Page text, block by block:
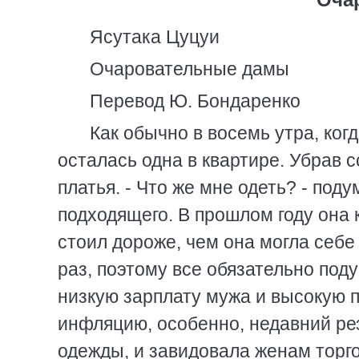
Ясутака Цуцуи
Очаровательные дамы
Перевод Ю. Бондаренко
Как обычно в восемь утра, когда муж и сын ушли из дома, Акико Камеи осталась одна в квартире. Убрав со стола, она открыла шифоньер, где висели ее платья. - Что же мне одеть? - подумала она. Как всегда, она не увидела ничего подходящего. В прошлом году она купила костюм от Ива Сен-Лорана, который стоил дороже, чем она могла себе позволить. Но она одевала его уже несколько раз, поэтому все обязательно подумают: - Опять они в этом! Она проклинала низкую зарплату мужа и высокую плату за обучение сына. Она проклинала инфляцию, особенно, недавний резкий рост стоимости продуктов и хорошей одежды, и завидовала женам торговцев, которые не имели приличного образования, но жили припеваючи и не нуждались в деньгах. Надев скромный костюмчик, купленный на распродаже три месяца тому назад. Акико вышла из дома и пошла к вокзалу, который находился в тридцати пяти минутах от ее дома. Когда она вошла в привокзальное кафе, она увидела, что три дамы уже сидели в угловом кабинете и болтали. Все они были женами низкооплачиваемых "белых воротничков", которые все жили в одном доме с Акико. Самой молодой была двадцативосьмилетняя госпожа Катаока, самой старой - госпоже Исе - было тридцать пять. Они все, в той или иной степени, были разочарованы в жизни и находились в том возрасте, когда это чувствуется больше всего. Все они были очаровательными. Их манера разговаривать и умение вести себя были довольно элегантными. Одежда, хотя и недорогая, говорила о хорошем вкусе. В общем, они выглядели, как обеспеченные замужние женщины. Госпожа Саруга говорила: - Это несправедливо. Наши дети - дети людей с высшим образованием - не могут поступить в университеты и медицинские институты из-за высокой платы. Но дети простых лавочников - которые, вероятно, даже не окончили средней школы - поступают в лучшие колледжи, потому что их родители являются спонсорами. - Согласна, - сказала госпожа Исе. - От этого можно сойти с ума. Говорят, что в медицинские институты могут поступить только дети врачей. Как бы хорошо ни учился ребенок, если его родители не купаются в роскоши, дорога туда ему закрыта. Госпожа Катаока добавила: - Ну, во всяком случае, если врач хоть что- то знает, он уже богач. К примеру, наша семья может жить неделю на те деньги, которые доктор берет за простой осмотр. Боишься до смерти, что можешь заболеть. Мы просто не можем позволить себе сходить к врачу. В это время подошли госпожа Саката и госпожа Ватанабе. Госпожа Саката взволновано сказала: - Мой муж может потерять работу. Компания собирается сокращать персонал. Акико удивилась: - Но ведь ваш муж окончил Токийский университет. - Да, но он говорит, что, может быть, это из-за того, что он не дает взяток начальнику отдела. Наверное, только богатые останутся в компании. Просто тошнит от подобного! Госпожа Ватанабе вздохнула: - Приходится все время волноваться за детей. Надрываешься, чтобы дать им хорошее образование, а потом все может пойти прахом. Посреди обсуждения этих неразрешимых проблем в кафе вошли две последние дамы их кружка - госпожа Урабе и госпожа Усуи. Увидев их, Акико встала: Ну, дамы, мы все в сборе. Будем отправляться? Каждая из присутствующих положила на стол сто тридцать иен за кофе. Они не могли позволить себе разбрасываться даже такими скромными суммами денег. Урабе и Усуи, которые не любили кофе и не хотели зря тратиться, взяли за правило приходить на полчаса позднее. Остальные дамы молчаливо согласились с этим. Выйдя из кафе, они прошли на вокзал и сели в почти пустую электричку - час пик уже миновал. Через несколько минут поезд покинул город-спутник, где они жили, и въехал в зеленый пояс, окружающий пригородный "спальный" район. Дамы смотрели из окна на новенькие, стоящие рядами дома с красными и голубыми крышами со смешанными чувствами, которые отражались на их лицах. Они отлично понимали, что заиметь подобный домик в этом районе было выше их самых заветных мечтаний. На четвертой остановке они вышли из поезда, пошли по главной дороге, на которой было несколько магазинов, пересекли шоссе, идущее параллельно железной дороге, и вышли на тихую улицу, ведущую к району богатых вилл. Роскошные особняки стояли по обе стороны улицы. Минут через десять они остановились перед массивными воротами огромной виллы.